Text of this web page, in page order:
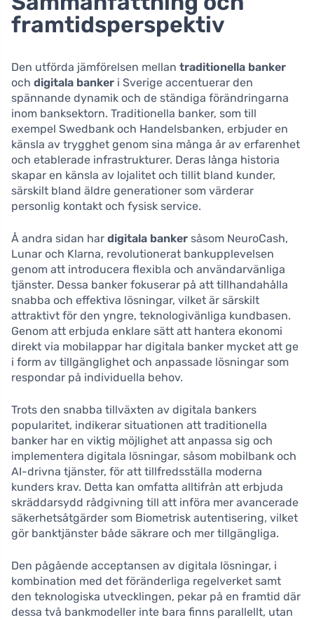
framtidsperspektiv
Den utförda jämförelsen mellan traditionella banker
och digitala banker i Sverige accentuerar den
spännande dynamik och de ständiga förändringarna
inom banksektorn. Traditionella banker, som till
exempel Swedbank och Handelsbanken, erbjuder en
känsla av trygghet genom sina många år av erfarenhet
och etablerade infrastrukturer. Deras långa historia
skapar en känsla av lojalitet och tillit bland kunder,
särskilt bland äldre generationer som värderar
personlig kontakt och fysisk service.
Å andra sidan har digitala banker såsom NeuroCash,
Lunar och Klarna, revolutionerat bankupplevelsen
genom att introducera flexibla och användarvänliga
tjänster. Dessa banker fokuserar på att tillhandahålla
snabba och effektiva lösningar, vilket är särskilt
attraktivt för den yngre, teknologivänliga kundbasen.
Genom att erbjuda enklare sätt att hantera ekonomi
direkt via mobilappar har digitala banker mycket att ge
i form av tillgänglighet och anpassade lösningar som
respondar på individuella behov.
Trots den snabba tillväxten av digitala bankers
popularitet, indikerar situationen att traditionella
banker har en viktig möjlighet att anpassa sig och
implementera digitala lösningar, såsom mobilbank och
AI-drivna tjänster, för att tillfredsställa moderna
kunders krav. Detta kan omfatta alltifrån att erbjuda
skräddarsydd rådgivning till att införa mer avancerade
säkerhetsåtgärder som Biometrisk autentisering, vilket
gör banktjänster både säkrare och mer tillgängliga.
Den pågående acceptansen av digitala lösningar, i
kombination med det föränderliga regelverket samt
den teknologiska utvecklingen, pekar på en framtid där
dessa två bankmodeller inte bara finns parallellt, utan